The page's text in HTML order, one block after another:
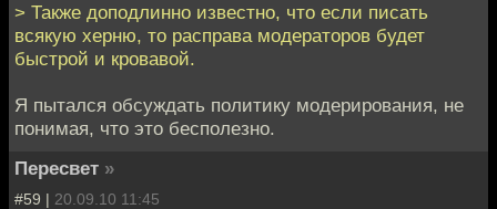
> Также доподлинно известно, что если писать
всякую херню, то расправа модераторов будет
быстрой и кровавой.
Я пытался обсуждать политику модерирования, не
понимая, что это бесполезно.
Пересвет »
#59 | 20.09.10 11:45